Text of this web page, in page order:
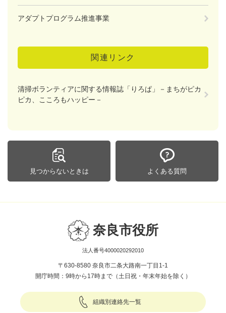
アダプトプログラム推進事業
関連リンク
清掃ボランティアに関する情報誌「りろぱ」－まちがピカ
ピカ、こころもハッピー－
見つからないときは よくある質問
奈良市役所
法人番号4000020292010
〒630-8580 奈良市二条大路南一丁目1-1
開庁時間：9時から17時まで（土日祝・年末年始を除く）
組織別連絡先一覧